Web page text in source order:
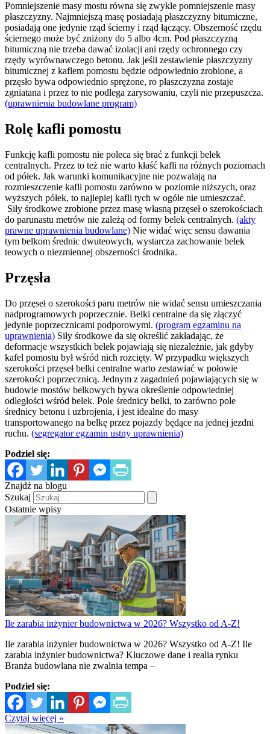
Pomniejszenie masy mostu równa się zwykle pomniejszenie masy
płaszczyzny. Najmniejszą masę posiadają płaszczyzny bitumiczne,
posiadają one jedynie rząd ścierny i rząd łączący. Obszerność rzędu
ściernego może być zniżony do 5 albo 4cm. Pod płaszczyzną
bitumiczną nie trzeba dawać izolacji ani rzędy ochronnego czy
rzędy wyrównawczego betonu. Jak jeśli zestawienie płaszczyzny
bitumicznej z kaflem pomostu będzie odpowiednio zrobione, a
przęsło bywa odpowiednio sprężone, ro płaszczyzna zostaje
zgniatana i przez to nie podlega zarysowaniu, czyli nie przepuszcza.
(uprawnienia budowlane program)
Rolę kafli pomostu
Funkcję kafli pomostu nie poleca się brać z funkcji belek
centralnych. Przez to też nie warto kłaść kafli na różnych poziomach
od półek. Jak warunki komunikacyjne nie pozwalają na
rozmieszczenie kafli pomostu zarówno w poziomie niższych, oraz
wyższych półek, to najlepiej kafli tych w ogóle nie umieszczać.
Siły środkowe zrobione przez masę własną przęseł o szerokościach
do parunastu metrów nie zależą od formy belek centralnych. (akty
prawne uprawnienia budowlane) Nie widać więc sensu dawania
tym belkom średnic dwuteowych, wystarcza zachowanie belek
teowych o niezmiennej obszerności środnika.
Przęsła
Do przęseł o szerokości paru metrów nie widać sensu umieszczania
nadprogramowych poprzecznie. Belki centralne da się złączyć
jedynie poprzecznicami podporowymi. (program egzaminu na
uprawnienia) Siły środkowe da się określić zakładając, że
deformacje wszystkich belek pojawiają się niezależnie, jak gdyby
kafel pomostu był wśród nich rozcięty. W przypadku większych
szerokości przęseł belki centralne warto zestawiać w połowie
szerokości poprzecznicą. Jednym z zagadnień pojawiających się w
budowie mostów belkowych bywa określenie odpowiedniej
odległości wśród belek. Pole średnicy belki, to zarówno pole
średnicy betonu i uzbrojenia, i jest idealne do masy
transportowanego na belkę przez pojazdy będące na jednej jezdni
ruchu. (segregator egzamin ustny uprawnienia)
Podziel się:
Znajdź na blogu
Szukaj
Ostatnie wpisy
Ile zarabia inżynier budownictwa w 2026? Wszystko od A-Z!
Ile zarabia inżynier budownictwa w 2026? Wszystko od A-Z! Ile
zarabia inżynier budownictwa? Kluczowe dane i realia rynku
Branża budowlana nie zwalnia tempa –
Podziel się:
Czytaj więcej »